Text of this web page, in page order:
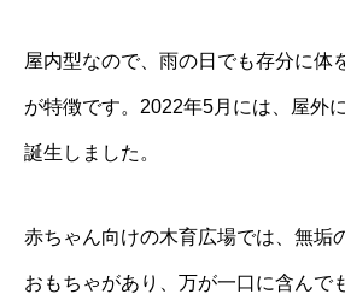
屋内型なので、雨の日でも存分に体
が特徴です。2022年5月には、屋外
誕生しました。
赤ちゃん向けの木育広場では、無垢
おもちゃがあり、万が一口に含んで